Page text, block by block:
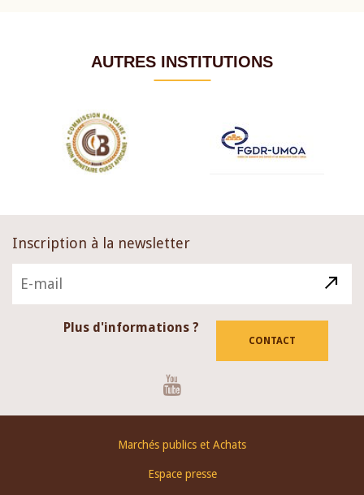
AUTRES INSTITUTIONS
Inscription à la newsletter
Plus d'informations ?
CONTACT
Marchés publics et Achats
Espace presse